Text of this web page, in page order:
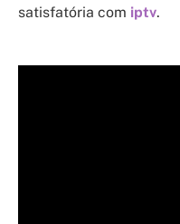
satisfatória com iptv.